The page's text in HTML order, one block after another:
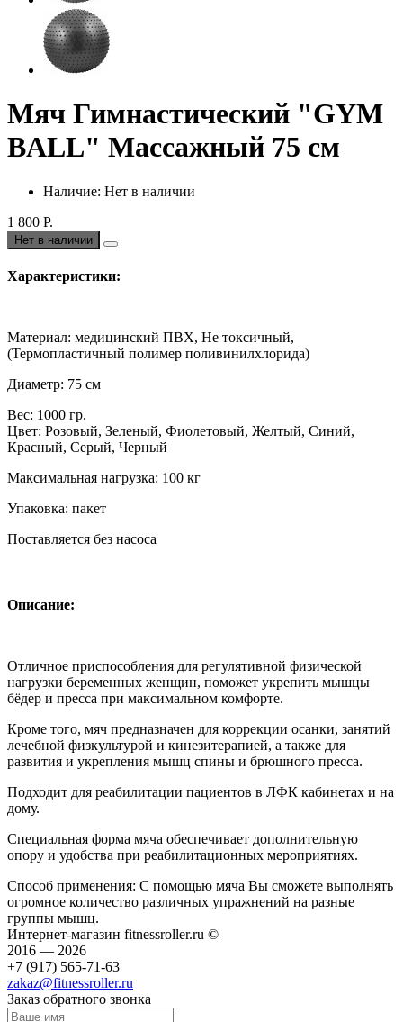
Мяч Гимнастический "GYM
BALL" Массажный 75 см
Наличие: Нет в наличии
1 800 Р.
Нет в наличии
Характеристики:
Материал: медицинский ПВХ, Не токсичный,
(Термопластичный полимер поливинилхлорида)
Диаметр: 75 см
Вес: 1000 гр.
Цвет: Розовый, Зеленый, Фиолетовый, Желтый, Синий,
Красный, Серый, Черный
Максимальная нагрузка: 100 кг
Упаковка: пакет
Поставляется без насоса
Описание:
Отличное приспособления для регулятивной физической
нагрузки беременных женщин, поможет укрепить мышцы
бёдер и пресса при максимальном комфорте.
Кроме того, мяч предназначен для коррекции осанки, занятий
лечебной физкультурой и кинезитерапией, а также для
развития и укрепления мышц спины и брюшного пресса.
Подходит для реабилитации пациентов в ЛФК кабинетах и на
дому.
Специальная форма мяча обеспечивает дополнительную
опору и удобства при реабилитационных мероприятиях.
Способ применения: С помощью мяча Вы сможете выполнять
огромное количество различных упражнений на разные
группы мышц.
Интернет-магазин fitnessroller.ru ©
2016 — 2026
+7 (917) 565-71-63
zakaz@fitnessroller.ru
Заказ обратного звонка